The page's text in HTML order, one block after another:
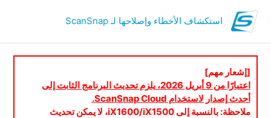
استكشاف الأخطاء وإصلاحها لـ ScanSnap
[إشعار مهم]
اعتبارًا من 9 أبريل 2026، يلزم تحديث البرنامج الثابت إلى
أحدث إصدار لاستخدام ScanSnap Cloud.
ملاحظة: بالنسبة إلى iX1600/iX1500، لا يمكن تحديث